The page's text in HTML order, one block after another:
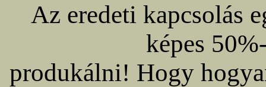
Az eredeti kapcsolás
képes
produkálni! Hogy